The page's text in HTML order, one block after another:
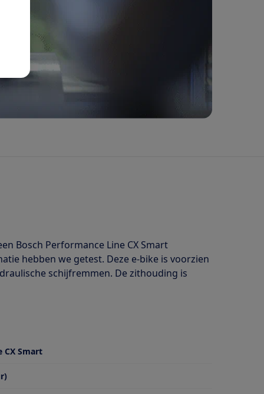
Bosch Performance Line CX Smart
hebben we getest. Deze e-bike is voorzien
schijfremmen. De zithouding is
CX Smart